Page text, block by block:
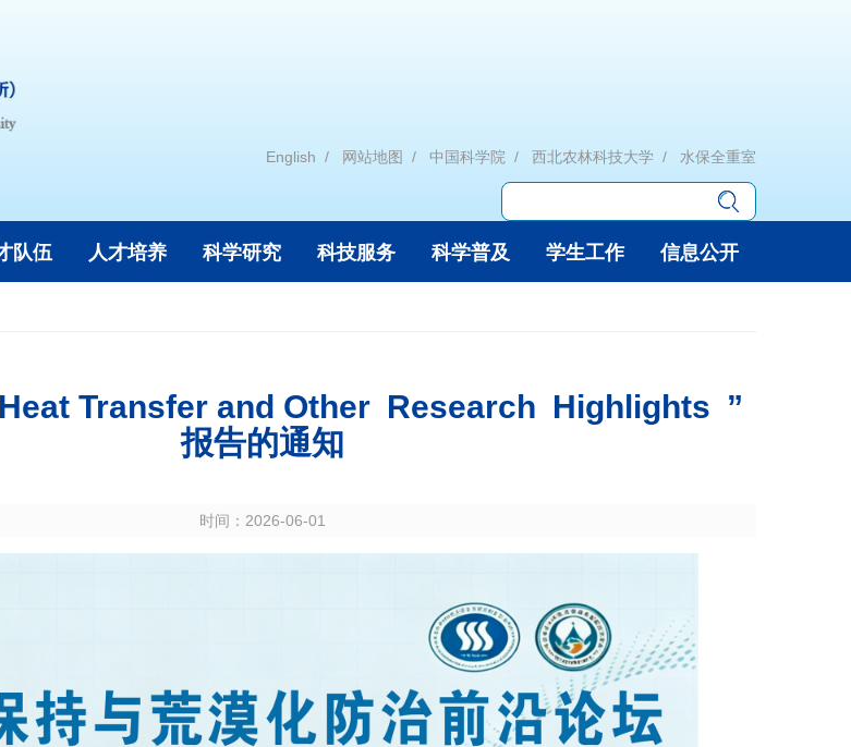
English 网站地图 中国科学院 西北农林科技大学 水保全重室
队伍 人才培养 科学研究 科技服务 科学普及 学生工作 信息公开
Heat Transfer and Other Research Highlights ”
报告的通知
时间： 2026-06-01